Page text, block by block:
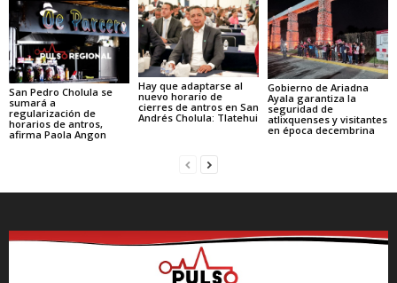
San Pedro Cholula se
sumará a
regularización de
horarios de antros,
afirma Paola Angon
Hay que adaptarse al
nuevo horario de
cierres de antros en San
Andrés Cholula: Tlatehui
Gobierno de Ariadna
Ayala garantiza la
seguridad de
atlixquenses y visitantes
en época decembrina